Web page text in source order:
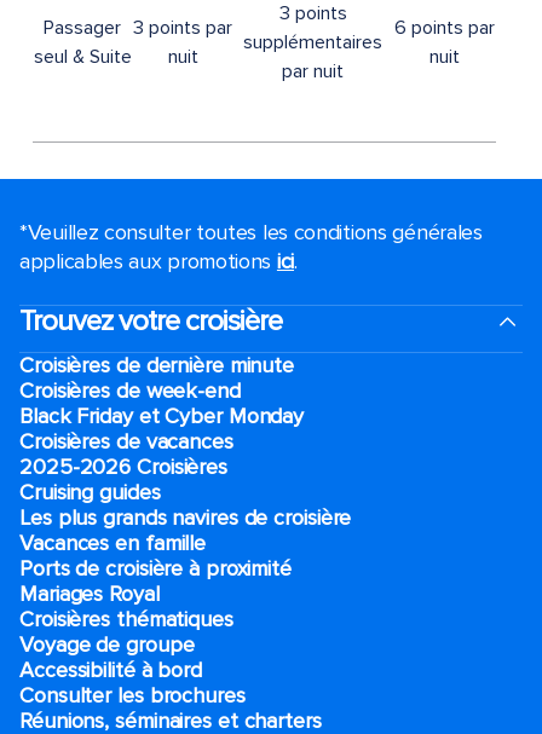
Passager
seul & Suite
3 points par
nuit
3 points
supplémentaires
par nuit
6 points par
nuit
*Veuillez consulter toutes les conditions générales
applicables aux promotions ici.
Trouvez votre croisière
Croisières de dernière minute
Croisières de week-end
Black Friday et Cyber Monday
Croisières de vacances
2025-2026 Croisières
Cruising guides
Les plus grands navires de croisière
Vacances en famille
Ports de croisière à proximité
Mariages Royal
Croisières thématiques
Voyage de groupe​
Accessibilité à bord​
Consulter les brochures
Réunions, séminaires et charters